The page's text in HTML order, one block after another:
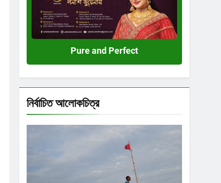
Perfect
Pure and Perfect
নির্বাচিত আলোকচিত্র